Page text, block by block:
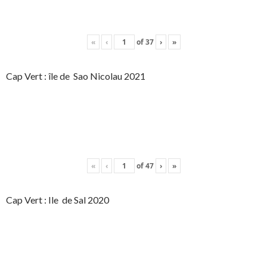
« ‹ of37 › »
Cap Vert : île de Sao Nicolau 2021
« ‹ of47 › »
Cap Vert : Ile de Sal 2020